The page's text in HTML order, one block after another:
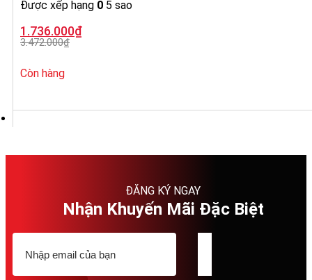
Được xếp hạng 0 5 sao
3.472.000₫
Giá
gốc
là:
1.736.000₫
Giá
hiện
tại
1.736.000₫.
Còn hàng
ĐĂNG KÝ NGAY
Nhận Khuyến Mãi Đặc Biệt